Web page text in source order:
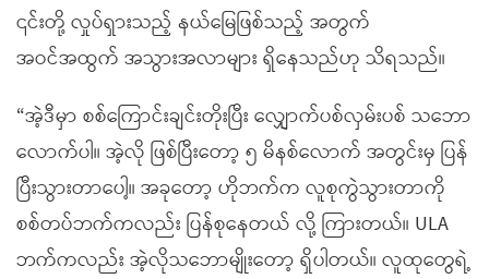
၎င်းတို့ လှုပ်ရှားသည့် နယ်မြေဖြစ်သည့် အတွက်
အဝင်အထွက် အသွားအလာများ ရှိနေသည်ဟု သိရသည်။
“အဲ့ဒီမှာ စစ်ကြောင်းချင်းတိုးပြီး လျှောက်ပစ်လှမ်းပစ် သဘော
လောက်ပါ။ အဲ့လို ဖြစ်ပြီးတော့ ၅ မိနစ်လောက် အတွင်းမှ ပြန်
ပြီးသွားတာပေါ့။ အခုတော့ ဟိုဘက်က လူစုကွဲသွားတာကို
စစ်တပ်ဘက်ကလည်း ပြန်စုနေတယ် လို့ ကြားတယ်။ ULA
ဘက်ကလည်း အဲ့လိုသဘောမျိုးတော့ ရှိပါတယ်။ လူထုတွေရဲ့